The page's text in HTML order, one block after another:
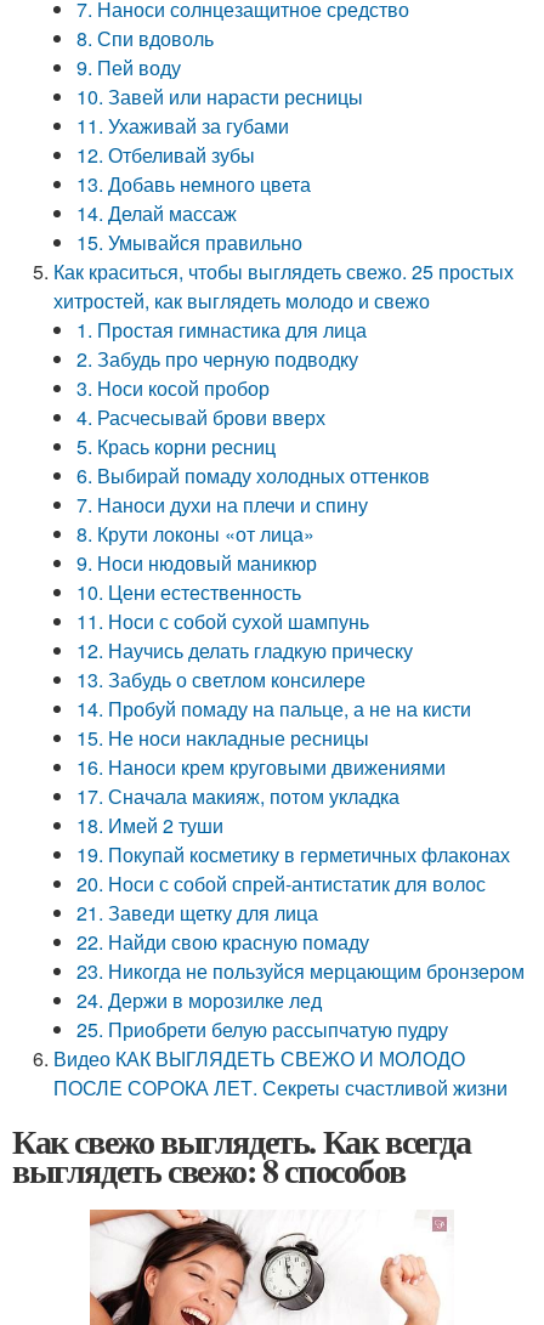
7. Наноси солнцезащитное средство
8. Спи вдоволь
9. Пей воду
10. Завей или нарасти ресницы
11. Ухаживай за губами
12. Отбеливай зубы
13. Добавь немного цвета
14. Делай массаж
15. Умывайся правильно
Как краситься, чтобы выглядеть свежо. 25 простых
хитростей, как выглядеть молодо и свежо
1. Простая гимнастика для лица
2. Забудь про черную подводку
3. Носи косой пробор
4. Расчесывай брови вверх
5. Крась корни ресниц
6. Выбирай помаду холодных оттенков
7. Наноси духи на плечи и спину
8. Крути локоны «от лица»
9. Носи нюдовый маникюр
10. Цени естественность
11. Носи с собой сухой шампунь
12. Научись делать гладкую прическу
13. Забудь о светлом консилере
14. Пробуй помаду на пальце, а не на кисти
15. Не носи накладные ресницы
16. Наноси крем круговыми движениями
17. Сначала макияж, потом укладка
18. Имей 2 туши
19. Покупай косметику в герметичных флаконах
20. Носи с собой спрей-антистатик для волос
21. Заведи щетку для лица
22. Найди свою красную помаду
23. Никогда не пользуйся мерцающим бронзером
24. Держи в морозилке лед
25. Приобрети белую рассыпчатую пудру
Видео КАК ВЫГЛЯДЕТЬ СВЕЖО И МОЛОДО
ПОСЛЕ СОРОКА ЛЕТ. Секреты счастливой жизни
Как свежо выглядеть. Как всегда
выглядеть свежо: 8 способов